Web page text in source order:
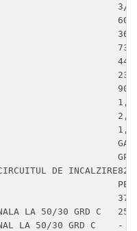
3/4	TOLI
60/100	MM
360	MM
730	MM
440	MM
230/50	V/HZ
90	W
1,5	L/H
2,6	NMC/H
1,9	KG/H
GAZ METAN	-
GPL	-
DE INCALZIRE82	°C
PERETE	-
37	KG
LA 50/30 GRD C	25,6	KW
LA 50/30 GRD C	-	KW